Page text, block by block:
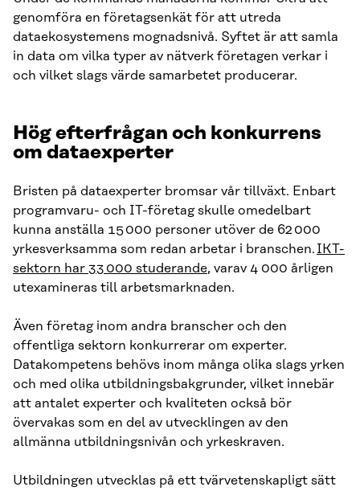
genomföra en företagsenkät för att utreda
dataekosystemens mognadsnivå. Syftet är att samla
in data om vilka typer av nätverk företagen verkar i
och vilket slags värde samarbetet producerar.
Hög efterfrågan och konkurrens
om dataexperter
Bristen på dataexperter bromsar vår tillväxt. Enbart
programvaru- och IT-företag skulle omedelbart
kunna anställa 15 000 personer utöver de 62 000
yrkesverksamma som redan arbetar i branschen. IKT-
sektorn har 33 000 studerande, varav 4 000 årligen
utexamineras till arbetsmarknaden.
Även företag inom andra branscher och den
offentliga sektorn konkurrerar om experter.
Datakompetens behövs inom många olika slags yrken
och med olika utbildningsbakgrunder, vilket innebär
att antalet experter och kvaliteten också bör
övervakas som en del av utvecklingen av den
allmänna utbildningsnivån och yrkeskraven.
Utbildningen utvecklas på ett tvärvetenskapligt sätt